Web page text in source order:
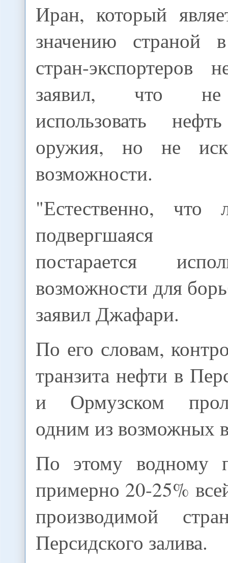
Иран, который
значению страной
стран-
заявил, что не
использовать
оружия, но не
возможности.
"Естественно, что
подвергшаяся
постарается
возможности для
заявил Джафари.
По его словам,
транзита нефти в
и Ормузском
одним из возможных
По этому водному
примерно 20-25%
производимой
Персидского залива.